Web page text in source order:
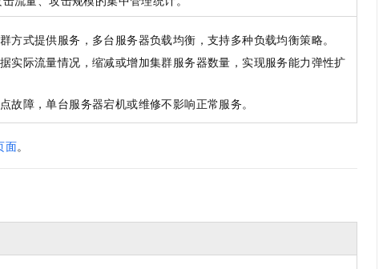
群方式提供服务，多台服务器负载均衡，支持多种负载均衡策略。
据实际流量情况，缩减或增加集群服务器数量，实现服务能力弹性扩
点故障，单台服务器宕机或维修不影响正常服务。
面。